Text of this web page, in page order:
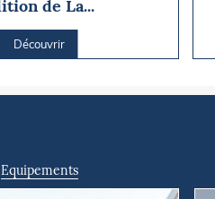
de La...
Découvrir
Equipements